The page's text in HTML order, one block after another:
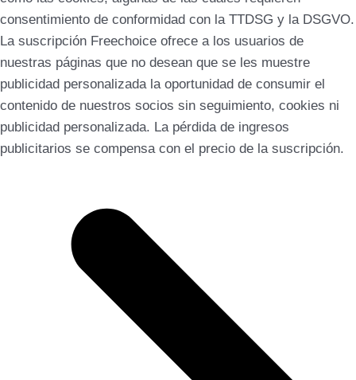
consentimiento de conformidad con la TTDSG y la DSGVO.
La suscripción Freechoice ofrece a los usuarios de
nuestras páginas que no desean que se les muestre
publicidad personalizada la oportunidad de consumir el
contenido de nuestros socios sin seguimiento, cookies ni
publicidad personalizada. La pérdida de ingresos
publicitarios se compensa con el precio de la suscripción.